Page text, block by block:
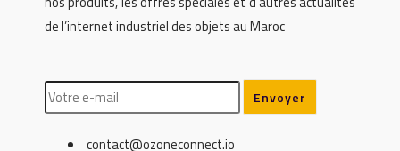
de l’internet industriel des objets au Maroc
contact@ozoneconnect.io